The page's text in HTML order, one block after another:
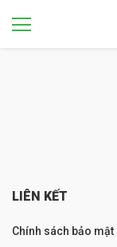
LIÊN KẾT
Chính sách bảo mật